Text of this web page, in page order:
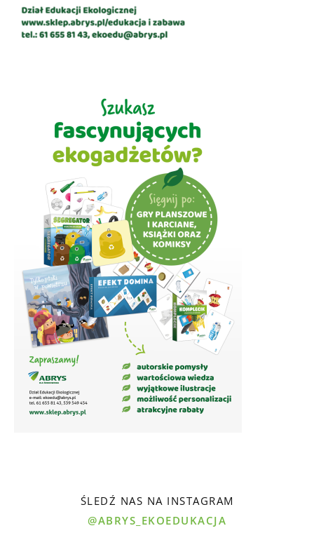
ŚLEDŹ NAS NA INSTAGRAM
@ABRYS_EKOEDUKACJA